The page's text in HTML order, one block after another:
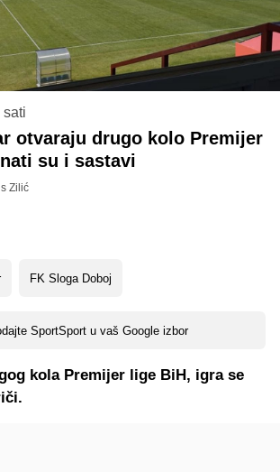
sati
otvaraju drugo kolo Premijer
su i sastavi
Zilić
FK Sloga Doboj
SportSport u vaš Google izbor
kola Premijer lige BiH, igra se